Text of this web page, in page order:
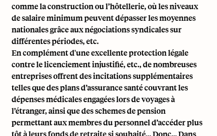
comme la construction ou l’hôtellerie, où les niveaux
de salaire minimum peuvent dépasser les moyennes
nationales grâce aux négociations syndicales sur
différentes périodes, etc.
En complément d'une excellente protection légale
contre le licenciement injustifié, etc., de nombreuses
entreprises offrent des incitations supplémentaires
telles que desplans d’assurance santécouvrant les
dépenses médicales engagées lors de voyages à
l’étranger, ainsi que des schemes de pension
permettant aux membres du personnel d’accéder plus
tôt à leurs fonds de retraite si souhaité… Donc… Dans